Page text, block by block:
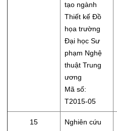
tạo ngành
Thiết kế Đồ
họa trường
Đại học Sư
phạm Nghệ
thuật Trung
ương
Mã số:
T2015-05
15
Nghiên cứu